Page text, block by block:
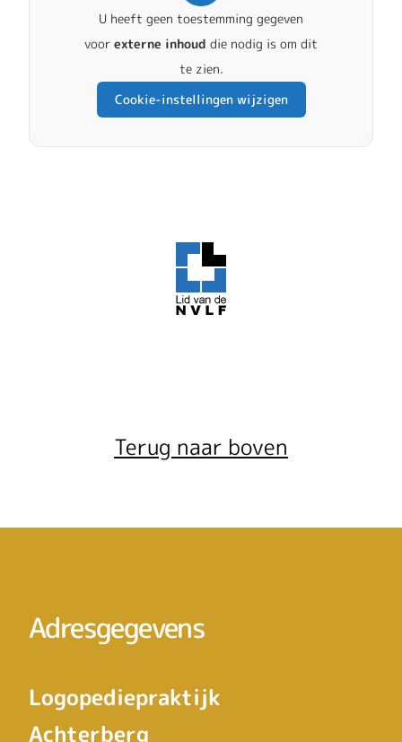
U heeft geen toestemming gegeven
voor externe inhoud die nodig is om dit
te zien.
Cookie-instellingen wijzigen
Terug naar boven
Adresgegevens
Logopediepraktijk
Achterberg